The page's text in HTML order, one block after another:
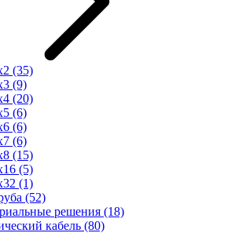
(35)
(9)
(20)
(6)
(6)
(6)
(15)
(5)
(1)
(52)
решения (18)
кабель (80)